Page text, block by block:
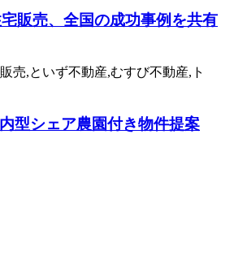
販売、全国の成功事例を共有
売,といず不動産,むすび不動産,ト
型シェア農園付き物件提案